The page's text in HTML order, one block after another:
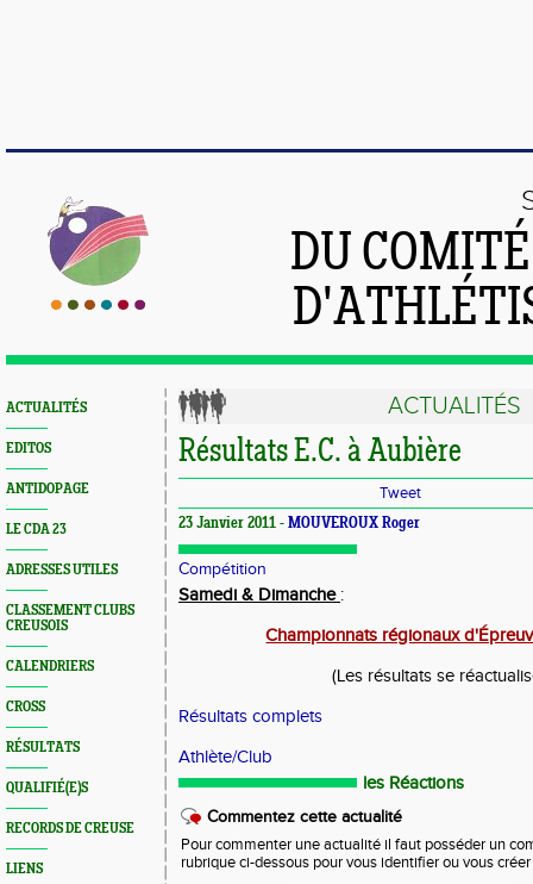
DU
ACTUALITÉS
EDITOS
ANTIDOPAGE
LE CDA 23
ADRESSES UTILES
CLASSEMENT CLUBS
CREUSOIS
CALENDRIERS
CROSS
RÉSULTATS
QUALIFIÉ(E)S
RECORDS DE CREUSE
LIENS
ACTUALITÉS
Résultats E.C. à Aubière
Tweet
23 Janvier 2011 - MOUVEROUX Roger
Compétition
Samedi & Dimanche :
Championnats régionaux
(Les résultats se
Résultats complets
Athlète/Club
les Réactions
Commentez cette actualité
Pour commenter une actualité il faut posséder un
rubrique ci-dessous pour vous identifier ou vous